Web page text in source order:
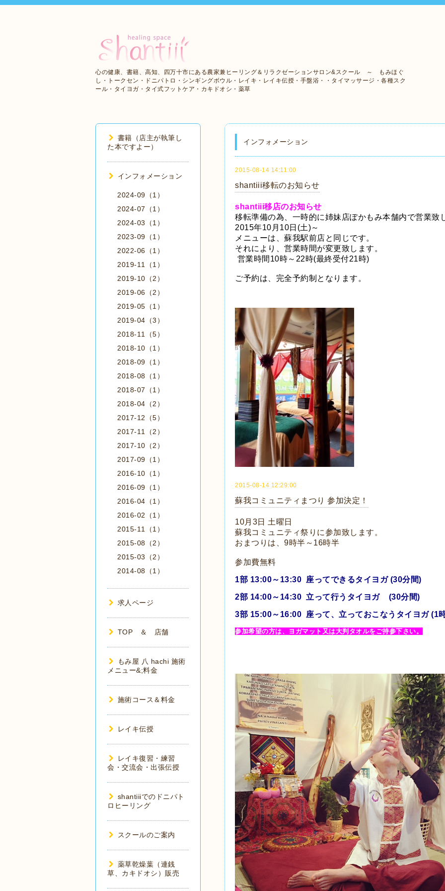
心の健康、書籍、高知、四万十市にある農家兼ヒーリング＆リラクゼーションサロン&スクール ～ もみほぐ
し・トークセン・ドニパトロ・シンギングボウル・レイキ・レイキ伝授・手盤浴・・タイマッサージ・各種スク
ール・タイヨガ・タイ式フットケア・カキドオシ・薬草
インフォメーション
2015-08-14 14:11:00
shantiii移転のお知らせ
shantiii移店のお知らせ
移転準備の為、一時的に姉妹店ぽかもみ本舗内で営業致
2015年10月10日(土)～
メニューは、蘇我駅前店と同じです。
それにより、営業時間が変更致します。
営業時間10時～22時(最終受付21時)
ご予約は、完全予約制となります。
2015-08-14 12:29:00
蘇我コミュニティまつり 参加決定！
10月3日 土曜日
蘇我コミュニティ祭りに参加致します。
おまつりは、9時半～16時半
参加費無料
1部 13:00～13:30 座ってできるタイヨガ (30分間)
2部 14:00～14:30 立って行うタイヨガ (30分間)
3部 15:00～16:00 座って、立っておこなうタイヨガ (1
参加希望の方は、ヨガマット又は大判タオルをご持参下さい。
書籍（店主が執筆し
た本ですよー）
インフォメーション
2024-09（1）
2024-07（1）
2024-03（1）
2023-09（1）
2022-06（1）
2019-11（1）
2019-10（2）
2019-06（2）
2019-05（1）
2019-04（3）
2018-11（5）
2018-10（1）
2018-09（1）
2018-08（1）
2018-07（1）
2018-04（2）
2017-12（5）
2017-11（2）
2017-10（2）
2017-09（1）
2016-10（1）
2016-09（1）
2016-04（1）
2016-02（1）
2015-11（1）
2015-08（2）
2015-03（2）
2014-08（1）
求人ページ
TOP ＆ 店舗
もみ屋 八 hachi 施術
メニュー&;料金
施術コース＆料金
レイキ伝授
レイキ復習・練習
会・交流会・出張伝授
shantiiiでのドニパト
ロヒーリング
スクールのご案内
薬草乾燥葉（連銭
草、カキドオシ）販売